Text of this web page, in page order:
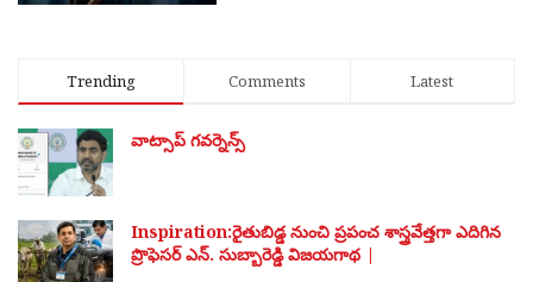
Trending Comments Latest
వాట్సాప్ గవర్నెన్స్
Inspiration:రైతుబిడ్డ నుంచి ప్రపంచ శాస్త్రవేత్తగా ఎదిగిన
ప్రొఫెసర్ ఎన్. సుబ్బారెడ్డి విజయగాథ |